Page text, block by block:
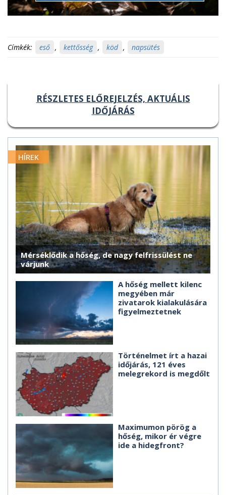
Címkék: eső , kettősség , köd , napsütés
RÉSZLETES ELŐREJELZÉS, AKTUÁLIS
IDŐJÁRÁS
HÍREK
Mérséklődik a hőség, de nagy felfrissülést ne
várjunk
A hőség mellett kilenc
megyében már
zivatarok kialakulására
figyelmeztetnek
Történelmet írt a hazai
időjárás, 121 éves
melegrekord is megdőlt
Maximumon pörög a
hőség, mikor ér végre
ide a hidegfront?